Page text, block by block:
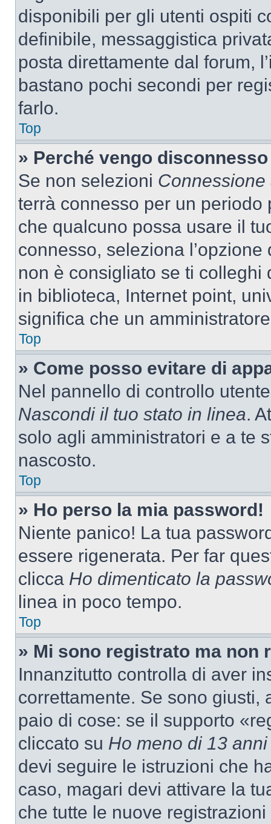
disponibili per gli utenti ospiti
definibile, messaggistica
posta direttamente dal forum,
bastano pochi secondi per
farlo.
Top
» Perché vengo
Se non selezioni
terrà connesso per un
che qualcuno possa usare il
connesso, seleziona
non è consigliato se ti
in biblioteca, Internet point,
significa che un
Top
» Come posso evitare di
Nel pannello di controllo
Nascondi il tuo stato in linea.
solo agli amministratori e a te
nascosto.
Top
» Ho perso la mia password!
Niente panico! La tua
essere rigenerata. Per far
clicca Ho dimenticato la
linea in poco tempo.
Top
» Mi sono registrato ma non
Innanzitutto controlla di aver
correttamente. Se sono giusti,
paio di cose: se il supporto
cliccato su Ho meno di 13 anni
devi seguire le istruzioni che
caso, magari devi attivare la
che tutte le nuove